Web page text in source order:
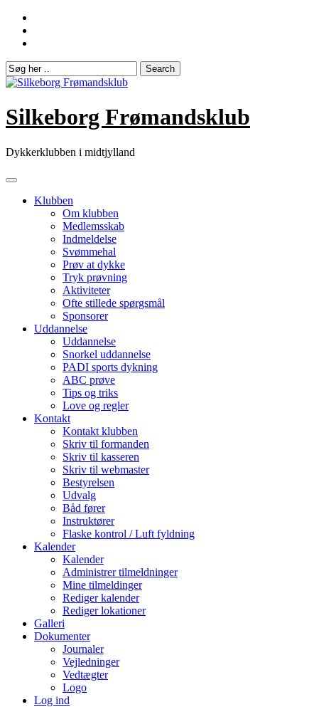
Skip
content
Silkeborg Frømandsklub
Dykkerklubben i midtjylland
Klubben
Om klubben
Medlemsskab
Indmeldelse
Svømmehal
Prøv at dykke
Tryk prøvning
Aktiviteter
Ofte stillede spørgsmål
Sponsorer
Uddannelse
Uddannelse
Snorkel uddannelse
PADI sports dykning
ABC prøve
Tips og triks
Love og regler
Kontakt
Kontakt klubben
Skriv til formanden
Skriv til kasseren
Skriv til webmaster
Bestyrelsen
Udvalg
Båd fører
Instruktører
Flaske kontrol / Luft fyldning
Kalender
Kalender
Administrer tilmeldninger
Mine tilmeldinger
Rediger kalender
Rediger lokationer
Galleri
Dokumenter
Journaler
Vejledninger
Vedtægter
Logo
Log ind